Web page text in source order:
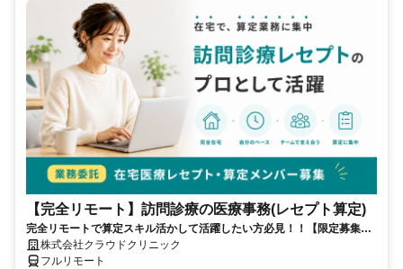
【完全リモート】訪問診療の医療事務(レセプト算定)
完全リモートで算定スキル活かして活躍したい方必見！！【限定募集】
完全リモート｜在宅医療レセプト算定（成果報酬型／業務委託）
株式会社クラウドクリニック
フルリモート